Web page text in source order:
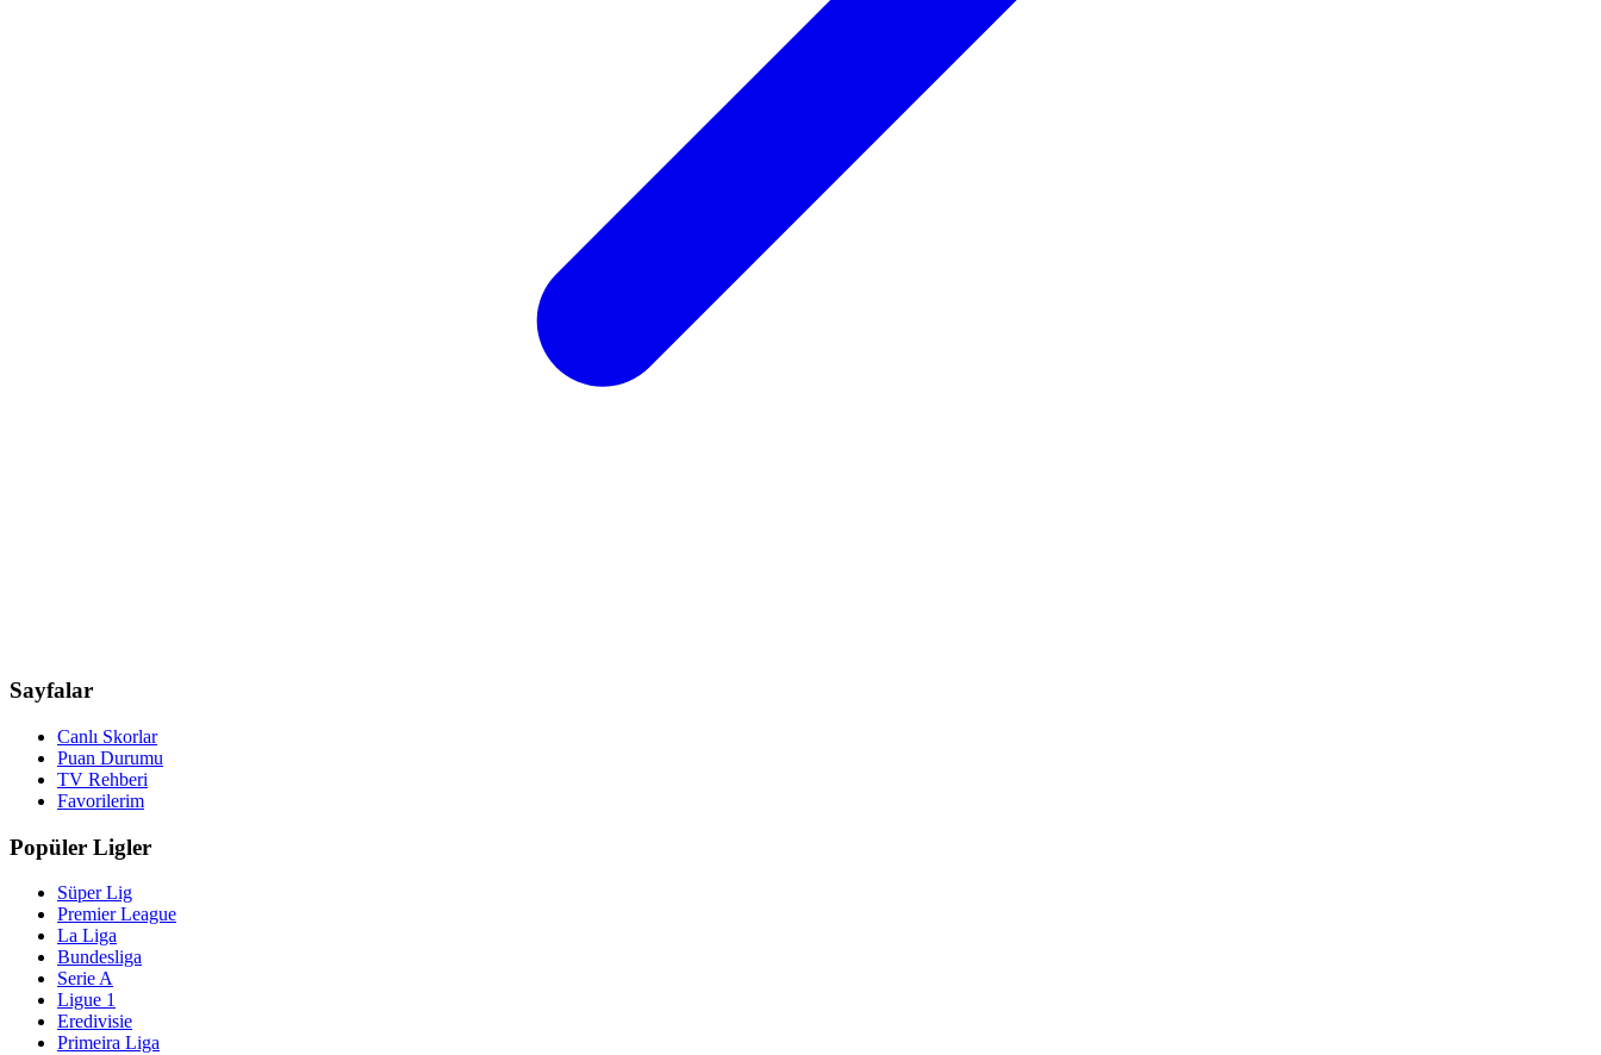
Sayfalar
Canlı Skorlar
Puan Durumu
TV Rehberi
Favorilerim
Popüler Ligler
Süper Lig
Premier League
La Liga
Bundesliga
Serie A
Ligue 1
Eredivisie
Primeira Liga